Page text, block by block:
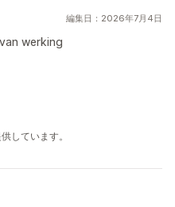
編集日：2026年7月4日
werking
しています。